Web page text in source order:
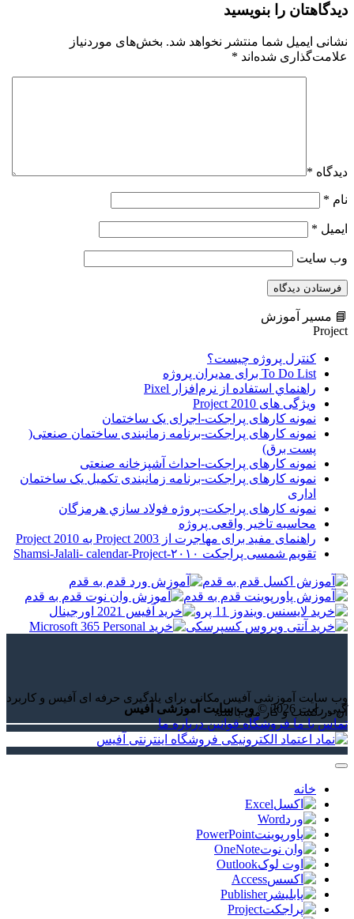
دیدگاهتان را بنویسید
نشانی ایمیل شما منتشر نخواهد شد. بخش‌های موردنیاز
علامت‌گذاری شده‌اند *
دیدگاه *
نام *
ایمیل *
وب‌ سایت
📘 مسیر آموزش
Project
کنترل پروژه چیست؟
To Do List برای مدیران پروژه
راهنماي استفاده از نرم‌افزار Pixel
ویژگی های Project 2010
نمونه کارهای پراجکت-اجرای یک ساختمان
نمونه کارهای پراجکت-برنامه زمانبندی ساختمان صنعتی(
پست برق)
نمونه کارهای پراجکت-احداث آشپزخانه صنعتی
نمونه کارهای پراجکت-برنامه زمانبندی تکمیل یک ساختمان
اداری
نمونه کارهای پراجکت-پروژه فولاد سازي هرمزگان
محاسبه تاخیر واقعی پروژه
راهنمای مفید برای مهاجرت از Project 2003 به Project 2010
تقویم شمسی پراجکت ۲۰۱۰-Shamsi-Jalali- calendar-Project
وب سایت آموزشی آفیس مکانی برای یادگیری حرفه ای آفیس و کاربرد
آن در کسب و کار می باشد.
کپی رایت 2026 ©
وب سایت آموزشی آفیس
تماس با ما فروشگاه قوانین درباره ما
خانه
Excel
Word
PowerPoint
OneNote
Outlook
Access
Publisher
Project